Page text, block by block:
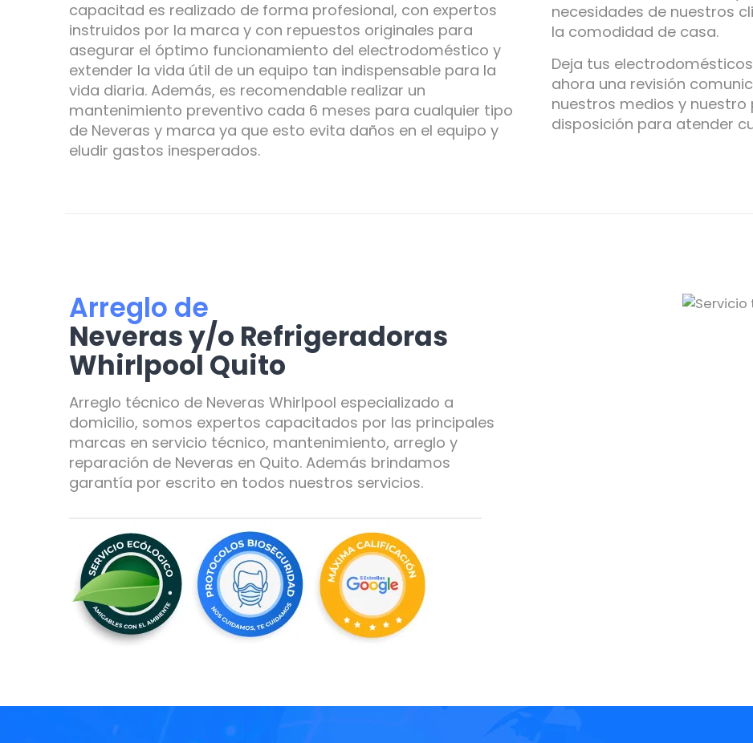
capacitad es realizado de forma profesional, con expertos
instruidos por la marca y con repuestos originales para
asegurar el óptimo funcionamiento del electrodoméstico y
extender la vida útil de un equipo tan indispensable para la
vida diaria. Además, es recomendable realizar un
mantenimiento preventivo cada 6 meses para cualquier tipo
de Neveras y marca ya que esto evita daños en el equipo y
eludir gastos inesperados.
necesidades de nuestros
la comodidad de casa.
Deja tus
ahora una revisión
nuestros medios y
disposición para atender
Arreglo de
Neveras y/o Refrigeradoras
Whirlpool Quito
Arreglo técnico de Neveras Whirlpool especializado a
domicilio, somos expertos capacitados por las principales
marcas en servicio técnico, mantenimiento, arreglo y
reparación de Neveras en Quito. Además brindamos
garantía por escrito en todos nuestros servicios.